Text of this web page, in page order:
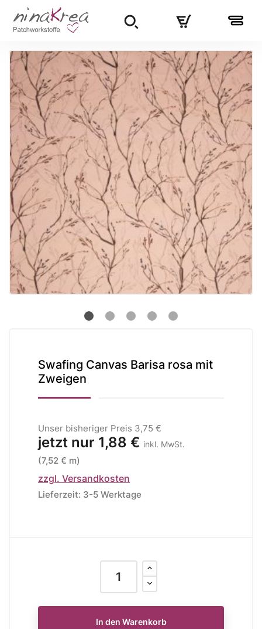
Swafing Canvas Barisa rosa mit
Zweigen
Unser bisheriger Preis 3,75 €
jetzt nur 1,88 € inkl. MwSt.
(7,52 € m)
zzgl. Versandkosten
Lieferzeit: 3-5 Werktage
In den Warenkorb